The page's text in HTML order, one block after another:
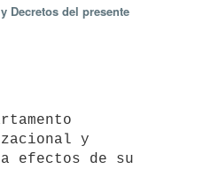
Decretos del presente
y
efectos de su